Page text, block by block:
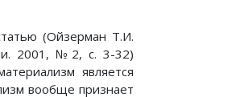
(Ойзерман Т.И.
2001, №2, с. 3-32)
является
вообще признает